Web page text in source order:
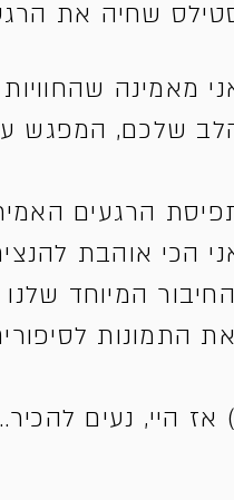
שחיה את
מאמינה
שלכם, המפגש
הרגעים
הכי אוהבת
המיוחד
התמונות
אז היי, נעים